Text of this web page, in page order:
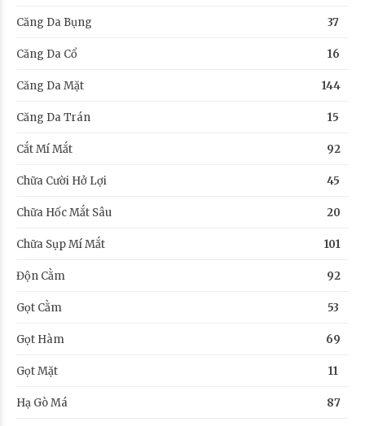
Căng Da Bụng 37
Căng Da Cổ 16
Căng Da Mặt 144
Căng Da Trán 15
Cắt Mí Mắt 92
Chữa Cười Hở Lợi 45
Chữa Hốc Mắt Sâu 20
Chữa Sụp Mí Mắt 101
Độn Cằm 92
Gọt Cằm 53
Gọt Hàm 69
Gọt Mặt 11
Hạ Gò Má 87